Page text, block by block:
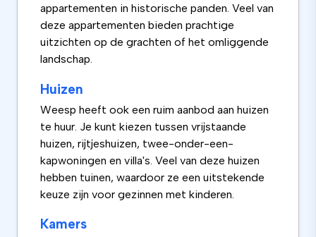
appartementen in historische panden. Veel van
deze appartementen bieden prachtige
uitzichten op de grachten of het omliggende
landschap.
Huizen
Weesp heeft ook een ruim aanbod aan huizen
te huur. Je kunt kiezen tussen vrijstaande
huizen, rijtjeshuizen, twee-onder-een-
kapwoningen en villa's. Veel van deze huizen
hebben tuinen, waardoor ze een uitstekende
keuze zijn voor gezinnen met kinderen.
Kamers